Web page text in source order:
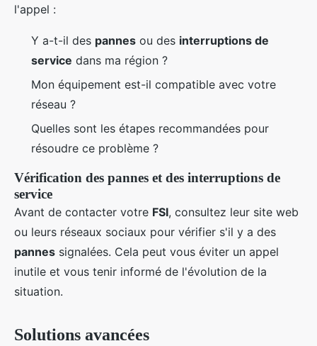
l'appel :
Y a-t-il des pannes ou des interruptions de
service dans ma région ?
Mon équipement est-il compatible avec votre
réseau ?
Quelles sont les étapes recommandées pour
résoudre ce problème ?
Vérification des pannes et des interruptions de
service
Avant de contacter votre FSI, consultez leur site web
ou leurs réseaux sociaux pour vérifier s'il y a des
pannes signalées. Cela peut vous éviter un appel
inutile et vous tenir informé de l'évolution de la
situation.
Solutions avancées